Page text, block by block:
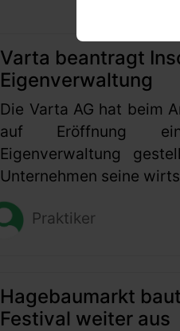
Varta beantragt
Eigenverwaltung
Die Varta AG hat beim
auf Eröffnung
Eigenverwaltung
Unternehmen seine
Praktiker
Hagebaumarkt
Festival weiter aus